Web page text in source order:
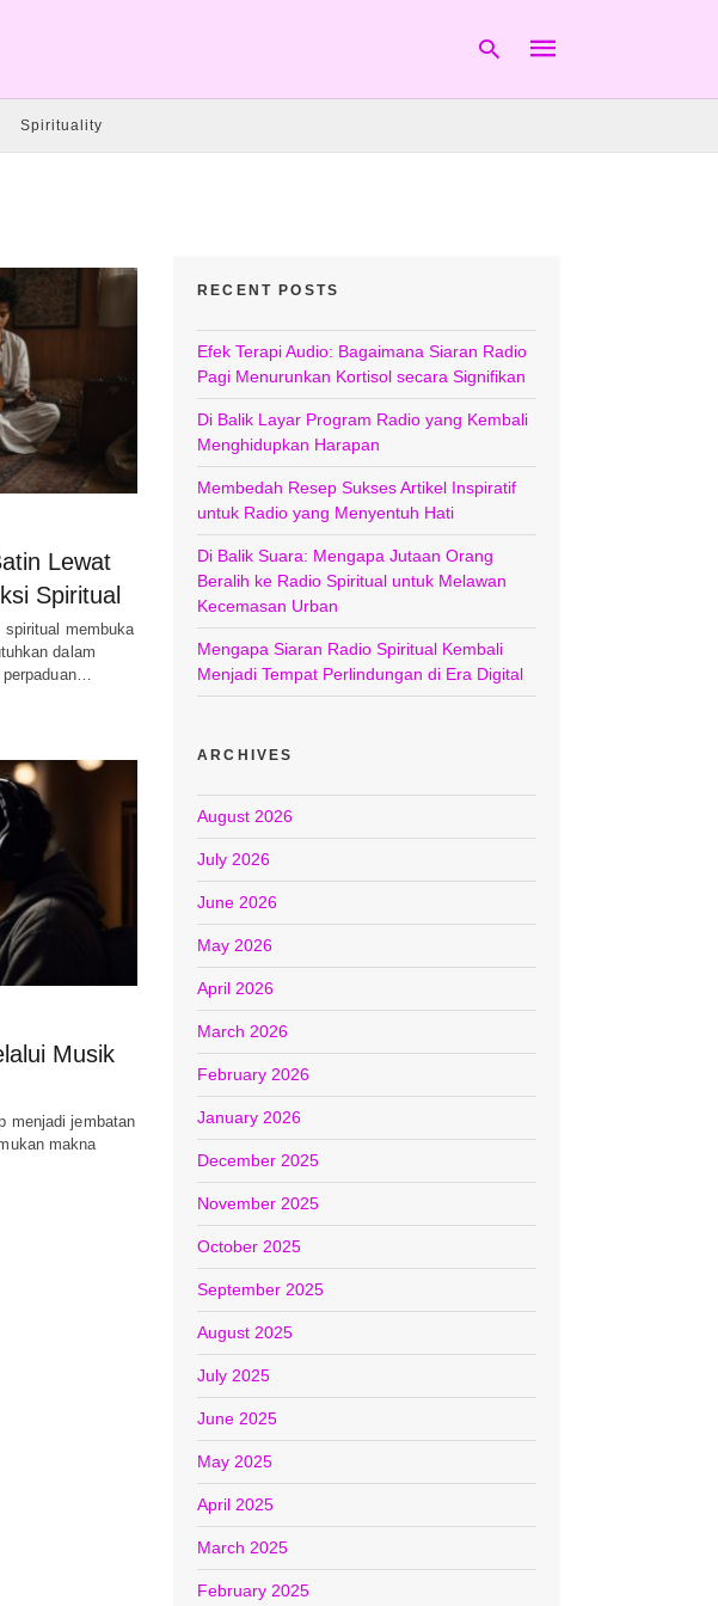
Spirituality
Lewat
Spiritual
membuka
dalam
Musik
menjadi jembatan
makna
RECENT POSTS
Efek Terapi Audio: Bagaimana Siaran Radio
Pagi Menurunkan Kortisol secara Signifikan
Di Balik Layar Program Radio yang Kembali
Menghidupkan Harapan
Membedah Resep Sukses Artikel Inspiratif
untuk Radio yang Menyentuh Hati
Di Balik Suara: Mengapa Jutaan Orang
Beralih ke Radio Spiritual untuk Melawan
Kecemasan Urban
Mengapa Siaran Radio Spiritual Kembali
Menjadi Tempat Perlindungan di Era Digital
ARCHIVES
August 2026
July 2026
June 2026
May 2026
April 2026
March 2026
February 2026
January 2026
December 2025
November 2025
October 2025
September 2025
August 2025
July 2025
June 2025
May 2025
April 2025
March 2025
February 2025